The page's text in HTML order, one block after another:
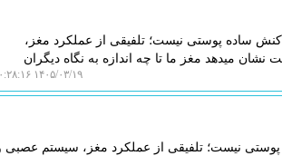
ساده پوستی نیست؛ تلفیقی از عملکرد مغز،
میدهد مغز ما تا چه اندازه به نگاه دیگران
۱۴۰۵/۰۳/۱۹ ۱۰:۲۸:۱۶
نیست؛ تلفیقی از عملکرد مغز، سیستم عصبی